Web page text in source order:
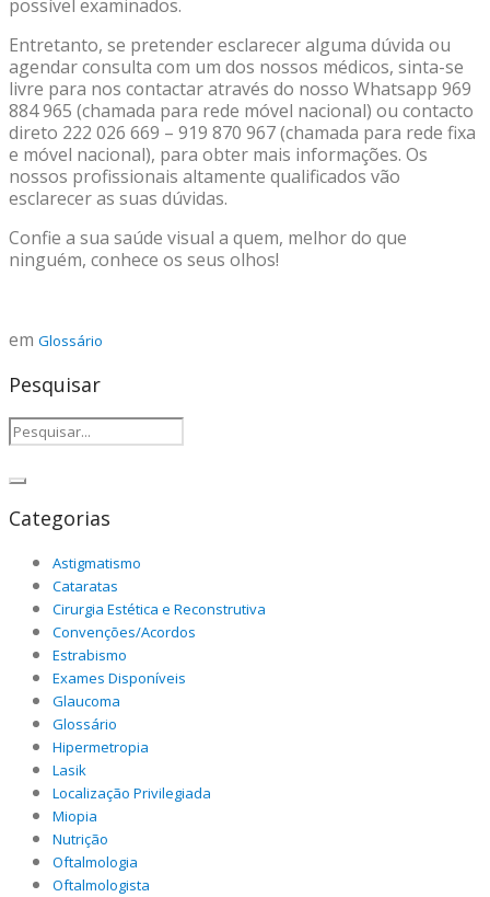
possível examinados.
Entretanto, se pretender esclarecer alguma dúvida ou
agendar consulta com um dos nossos médicos, sinta-se
livre para nos contactar através do nosso Whatsapp 969
884 965 (chamada para rede móvel nacional) ou contacto
direto 222 026 669 – 919 870 967 (chamada para rede fixa
e móvel nacional), para obter mais informações. Os
nossos profissionais altamente qualificados vão
esclarecer as suas dúvidas.
Confie a sua saúde visual a quem, melhor do que
ninguém, conhece os seus olhos!
em Glossário
Pesquisar
Categorias
Astigmatismo
Cataratas
Cirurgia Estética e Reconstrutiva
Convenções/Acordos
Estrabismo
Exames Disponíveis
Glaucoma
Glossário
Hipermetropia
Lasik
Localização Privilegiada
Miopia
Nutrição
Oftalmologia
Oftalmologista